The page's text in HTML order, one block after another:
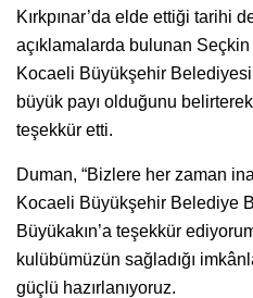
Kırkpınar’da elde ettiği tarihi
açıklamalarda bulunan Seçkin
Kocaeli Büyükşehir
büyük payı olduğunu
teşekkür etti.
Duman, “Bizlere her zaman
Kocaeli Büyükşehir Belediye
Büyükakın’a teşekkür
kulübümüzün sağladığı
güçlü hazırlanıyoruz.